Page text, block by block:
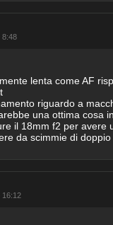
8:48
lenta come AF
riguardo a
una ottima cosa
il 18mm f2 per avere
da scimmie di doppio
16:12